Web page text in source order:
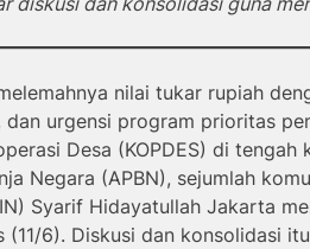
nilai tukar rupiah
dan urgensi program prioritas
Desa (KOPDES) di tengah
Negara (APBN), sejumlah
Syarif Hidayatullah Jakarta
(11/6). Diskusi dan konsolidasi